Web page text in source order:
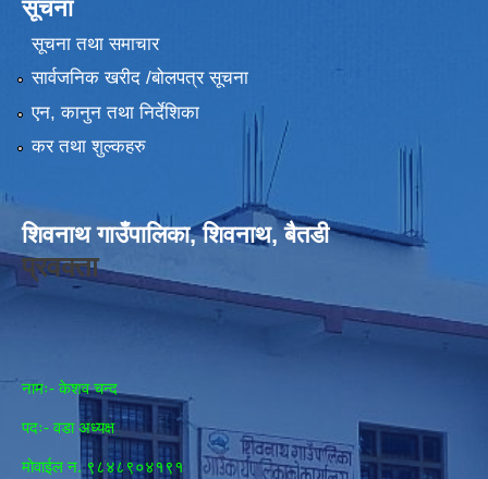
सूचना
सूचना तथा समाचार
सार्वजनिक खरीद /बोलपत्र सूचना
एन, कानुन तथा निर्देशिका
कर तथा शुल्कहरु
शिवनाथ गाउँपालिका, शिवनाथ, बैतडी
प्रवक्ता
नामः- केशव चन्द
पदः- वडा अध्यक्ष
मोवाईल न‌. ९८४८९०४१९१